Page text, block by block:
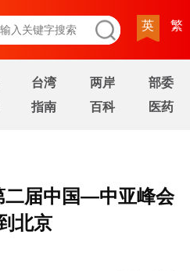
英 繁
台湾 两岸
部委
指南 百科 医药
二届中国—中亚峰会
北京